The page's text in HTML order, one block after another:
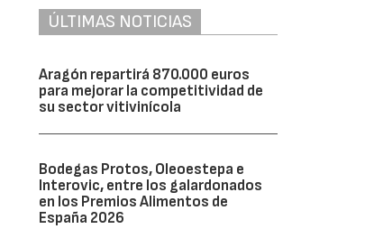
ÚLTIMAS NOTICIAS
Aragón repartirá 870.000 euros
para mejorar la competitividad de
su sector vitivinícola
Bodegas Protos, Oleoestepa e
Interovic, entre los galardonados
en los Premios Alimentos de
España 2026